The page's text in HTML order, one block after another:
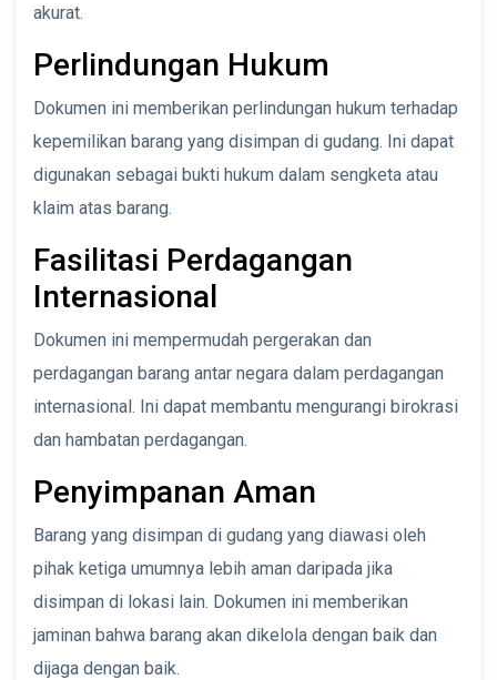
akurat.
Perlindungan Hukum
Dokumen ini memberikan perlindungan hukum terhadap
kepemilikan barang yang disimpan di gudang. Ini dapat
digunakan sebagai bukti hukum dalam sengketa atau
klaim atas barang.
Fasilitasi Perdagangan
Internasional
Dokumen ini mempermudah pergerakan dan
perdagangan barang antar negara dalam perdagangan
internasional. Ini dapat membantu mengurangi birokrasi
dan hambatan perdagangan.
Penyimpanan Aman
Barang yang disimpan di gudang yang diawasi oleh
pihak ketiga umumnya lebih aman daripada jika
disimpan di lokasi lain. Dokumen ini memberikan
jaminan bahwa barang akan dikelola dengan baik dan
dijaga dengan baik.